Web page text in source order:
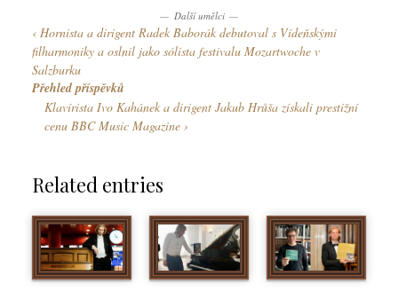
k
y
Další umělci
Hornista a dirigent Radek Baborák debutoval s Vídeňskými
filharmoniky a oslnil jako sólista festivalu Mozartwoche v
Salzburku
Přehled příspěvků
Klavírista Ivo Kahánek a dirigent Jakub Hrůša získali prestižní
cenu BBC Music Magazine
Related entries